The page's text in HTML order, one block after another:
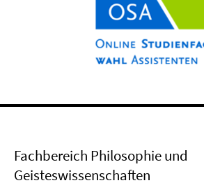
Fachbereich Philosophie und
Geisteswissenschaften